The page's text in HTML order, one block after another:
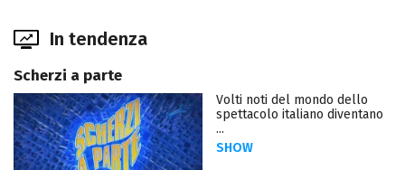
In tendenza
Scherzi a parte
Volti noti del mondo dello
spettacolo italiano diventano
...
SHOW